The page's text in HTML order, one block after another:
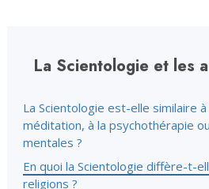
La Scientologie et les
La Scientologie est-elle similaire à
méditation, à la psychothérapie
mentales ?
En quoi la Scientologie diffère-t-
religions ?